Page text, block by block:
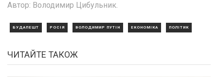
Автор: Володимир Цибульник.
БУДАПЕШТ РОСІЯ ВОЛОДИМИР ПУТІН ЕКОНОМІКА ПОЛІТИК
ЧИТАЙТЕ ТАКОЖ